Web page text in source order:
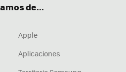
de...
Apple
Aplicaciones